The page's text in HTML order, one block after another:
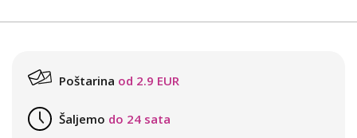
Poštarina od 2.9 EUR
Šaljemo do 24 sata